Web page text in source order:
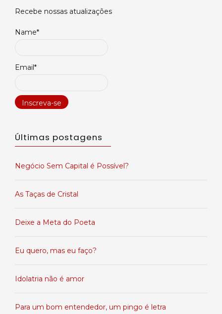
Recebe nossas atualizações
Name*
Email*
Últimas postagens
Negócio Sem Capital é Possível?
As Taças de Cristal
Deixe a Meta do Poeta
Eu quero, mas eu faço?
Idolatria não é amor
Para um bom entendedor, um pingo é letra